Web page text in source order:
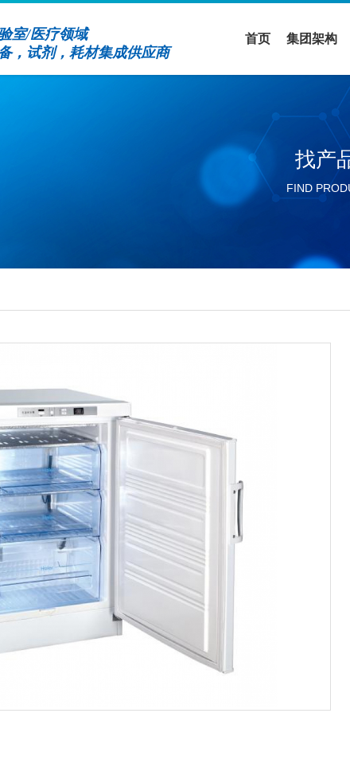
室/医疗领域
，试剂，耗材集成供应商
首页 集团架构
实验室设备领域
找产
FIND